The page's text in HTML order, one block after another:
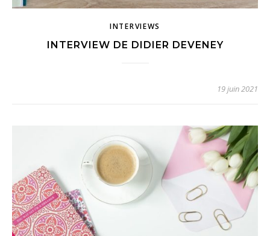
INTERVIEWS
INTERVIEW DE DIDIER DEVENEY
19 juin 2021